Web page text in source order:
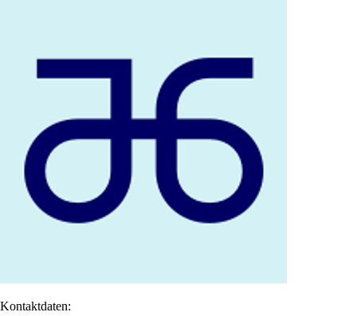
Kontaktdaten: